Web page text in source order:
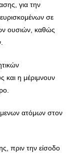
για την
σε
ουσιών, καθώς
και η μέριμνουν
ατόμων στον
πριν την είσοδο